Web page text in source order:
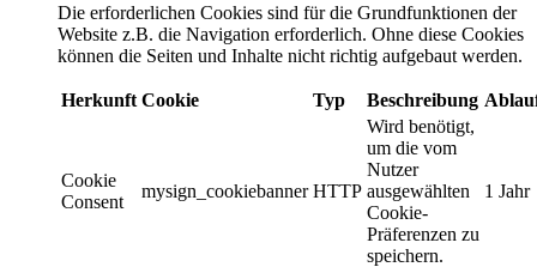
Die erforderlichen Cookies sind für die Grundfunktionen der
Website z.B. die Navigation erforderlich. Ohne diese Cookies
können die Seiten und Inhalte nicht richtig aufgebaut werden.
Herkunft Cookie Typ Beschreibung
Cookie
Consent
mysign_cookiebanner HTTP
Wird benötigt,
um die vom
Nutzer
ausgewählten
Cookie-
Präferenzen zu
speichern.
1 Jahr